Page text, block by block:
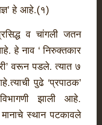
हे आहे.(१)
व चांगली जतन
हे नाव ‘ निरुक्तकार
वरून पडले. त्यात ७
पुढे ‘प्रपाठक’
झाली आहे.
मानाचे स्थान पटकावले